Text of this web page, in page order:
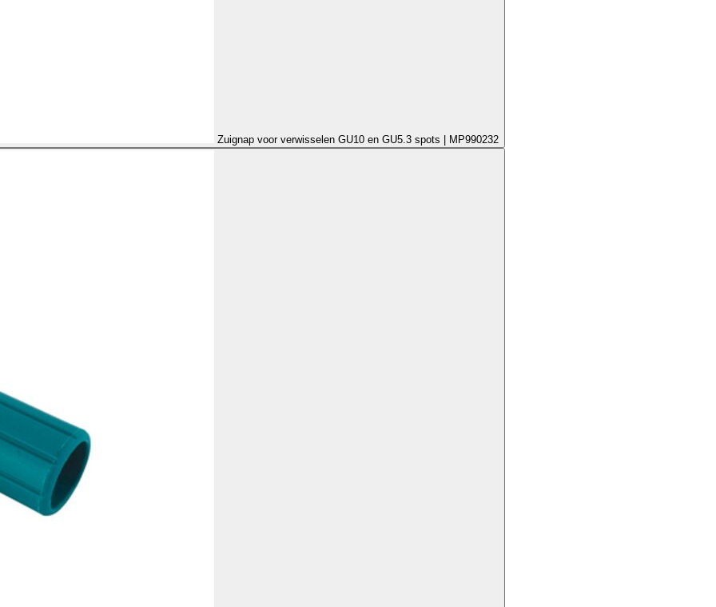
Zuignap voor verwisselen GU10 en GU5.3 spots | MP990232